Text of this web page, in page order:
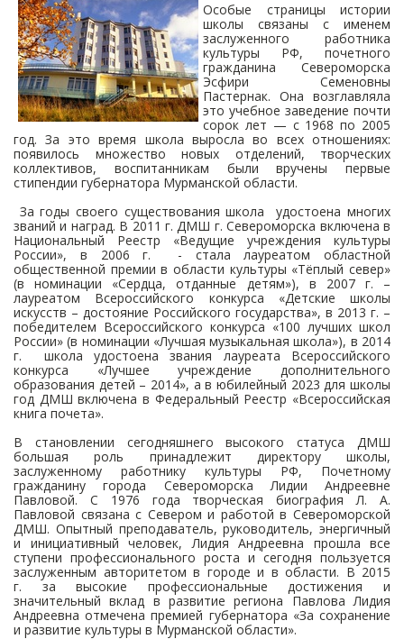
Особые страницы истории
школы связаны с именем
заслуженного работника
культуры РФ, почетного
гражданина Североморска
Эсфири Семеновны
Пастернак. Она возглавляла
это учебное заведение почти
сорок лет — с 1968 по 2005
год. За это время школа выросла во всех отношениях:
появилось множество новых отделений, творческих
коллективов, воспитанникам были вручены первые
стипендии губернатора Мурманской области.
За годы своего существования школа удостоена многих
званий и наград. В 2011 г. ДМШ г. Североморска включена в
Национальный Реестр «Ведущие учреждения культуры
России», в 2006 г. - стала лауреатом областной
общественной премии в области культуры «Тёплый север»
(в номинации «Сердца, отданные детям»), в 2007 г. –
лауреатом Всероссийского конкурса «Детские школы
искусств – достояние Российского государства», в 2013 г. –
победителем Всероссийского конкурса «100 лучших школ
России» (в номинации «Лучшая музыкальная школа»), в 2014
г. школа удостоена звания лауреата Всероссийского
конкурса «Лучшее учреждение дополнительного
образования детей – 2014»,а в юбилейный 2023 для школы
год ДМШвключена в Федеральный Реестр «Всероссийская
книга почета».
В становлении сегодняшнего высокого статуса ДМШ
большая роль принадлежит директору школы,
заслуженному работнику культуры РФ, Почетному
гражданину города Североморска Лидии Андреевне
Павловой. С 1976 года творческая биография Л. А.
Павловой связана с Севером и работой в Североморской
ДМШ. Опытный преподаватель, руководитель, энергичный
и инициативный человек, Лидия Андреевна прошла все
ступени профессионального роста и сегодня пользуется
заслуженным авторитетом в городе и в области. В 2015
г. за высокие профессиональные достижения и
значительный вклад в развитие региона Павлова Лидия
Андреевна отмечена премией губернатора «За сохранение
и развитие культуры в Мурманской области».